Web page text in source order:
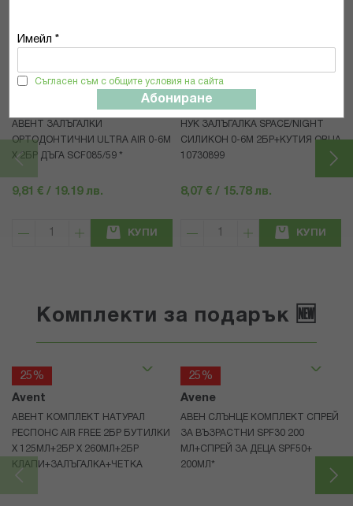
Имейл *
Съгласен съм с общите условия на сайта
Абониране
АВЕНТ ЗАЛЪГАЛКИ
ОРТОДОНТИЧНИ ULTRA AIR 0-6M
Х 2БР ДЪГА SCF085/59 *
9,81 € / 19.19 лв.
КУПИ
Nuk
НУК ЗАЛЪГАЛКА SPACE/NIGHT
СИЛИКОН 0-6М 2БР+КУТИЯ ОВЦА
10730899
8,07 € / 15.78 лв.
КУПИ
Комплекти за подарък 🆕
25%
Avent
АВЕНТ КОМПЛЕКТ НАТУРАЛ
РЕСПОНС AIR FREE 2БР БУТИЛКИ
Х 125МЛ+2БР Х 260МЛ+2БР
КЛАПИ+ЗАЛЪГАЛКА+ЧЕТКА
25%
Avene
АВЕН СЛЪНЦЕ КОМПЛЕКТ СПРЕЙ
ЗА ВЪЗРАСТНИ SPF30 200
МЛ+СПРЕЙ ЗА ДЕЦА SPF50+
200МЛ*